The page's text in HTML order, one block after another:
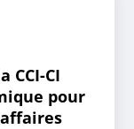
CCI-CI
pour